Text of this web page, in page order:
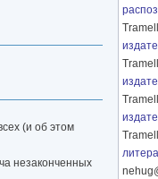
(и об этом
незаконченных
Tramell
Tramell
Tramell
Tramell